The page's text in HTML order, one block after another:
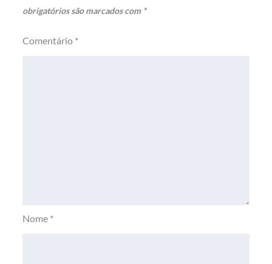
obrigatórios são marcados com *
Comentário *
Nome *